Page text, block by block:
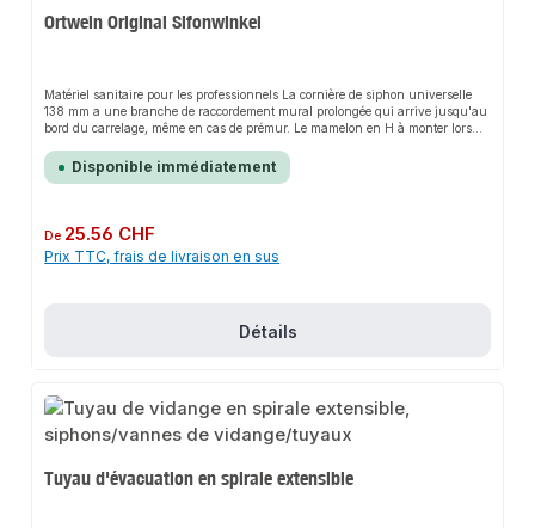
Ortwein Original Sifonwinkel
Matériel sanitaire pour les professionnels La cornière de siphon universelle
138 mm a une branche de raccordement mural prolongée qui arrive jusqu'au
bord du carrelage, même en cas de prémur. Le mamelon en H à monter lors
les fuites ne peuvent pas s'infiltrer dans le corps du bâtiment. Le côté
raccordement de l'équerre de siphon peut être utilisé de manière universelle
au gaz. Le nipple en H peut être utilisé pour les tuyaux de raccordement de
montage final. Le capuchon de protection monté peut être utilisé après son
Disponible immédiatement
Prix régulier :
De 25.56 CHF
Prix TTC, frais de livraison en sus
Détails
Tuyau d'évacuation en spirale extensible